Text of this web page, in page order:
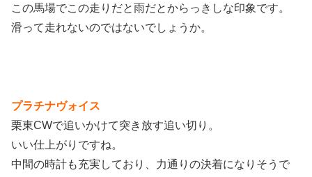
この馬場でこの走りだと雨だとからっきしな印象です。
滑って走れないのではないでしょうか。
プラチナヴォイス
栗東CWで追いかけて突き放す追い切り。
いい仕上がりですね。
中間の時計も充実しており、力通りの決着になりそうで